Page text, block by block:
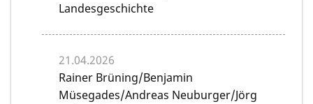
Landesgeschichte
21.04.2026
Rainer Brüning/Benjamin
Müsegades/Andreas Neuburger/Jörg